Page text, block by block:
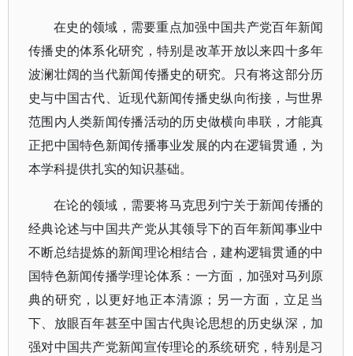
在史的领域，需要重点加强中国共产党百年新闻
传播史的体系化研究，特别是改革开放以来四十多年
波澜壮阔的当代新闻传播史的研究。只有将这部分历
史与中国古代、近现代新闻传播史纵向衔接，与世界
范围内人类新闻传播活动的历史做横向串联，才能真
正把中国特色新闻传播事业发展的内在逻辑贯通，为
本学科提供扎实的知识基础。
在论的领域，需要将马克思列宁关于新闻传播的
经典论述与中国共产党从其领导下的百年新闻事业中
不断总结提炼的新闻理论相结合，建构逻辑贯通的中
国特色新闻传播学理论体系：一方面，加强对马列原
典的研究，以更好地正本清源；另一方面，立足当
下、放眼百年甚至中国古代舆论思想的历史纵深，加
强对中国共产党新闻宣传理论的系统研究，特别是习